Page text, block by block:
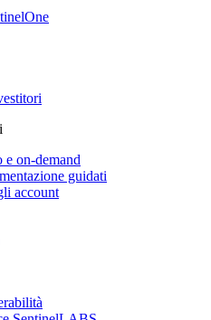
on-demand
guidati
account